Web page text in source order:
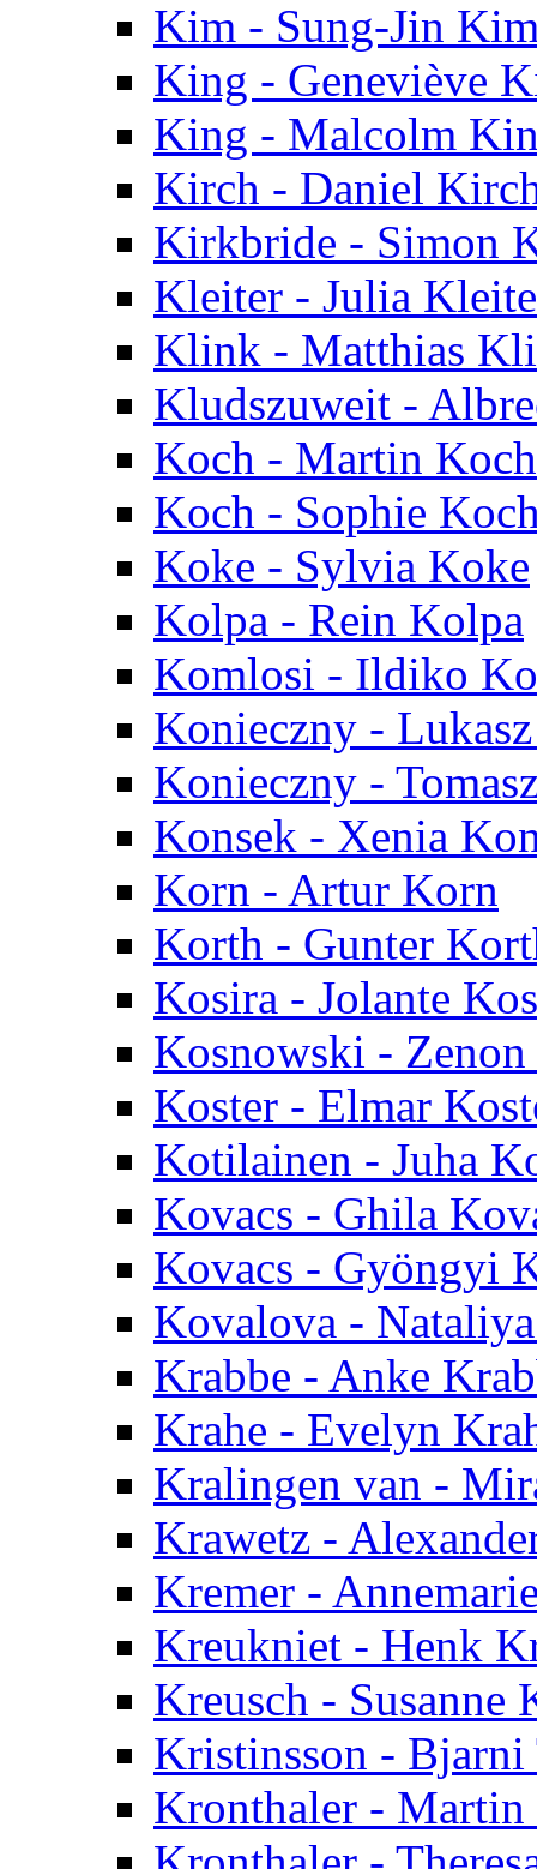
Kim - Sung-Jin
King - Geneviève
King - Malcolm
Kirch - Daniel
Kirkbride - Simon
Kleiter - Julia
Klink - Matthias
Kludszuweit -
Koch - Martin Koch
Koch - Sophie
Koke - Sylvia Koke
Kolpa - Rein Kolpa
Komlosi - Ildiko
Konieczny -
Konieczny -
Konsek - Xenia
Korn - Artur Korn
Korth - Gunter
Kosira - Jolante
Kosnowski -
Koster - Elmar
Kotilainen - Juha
Kovacs - Ghila
Kovacs - Gyöngyi
Kovalova -
Krabbe - Anke
Krahe - Evelyn
Kralingen van -
Krawetz -
Kremer -
Kreukniet - Henk
Kreusch - Susanne
Kristinsson -
Kronthaler -